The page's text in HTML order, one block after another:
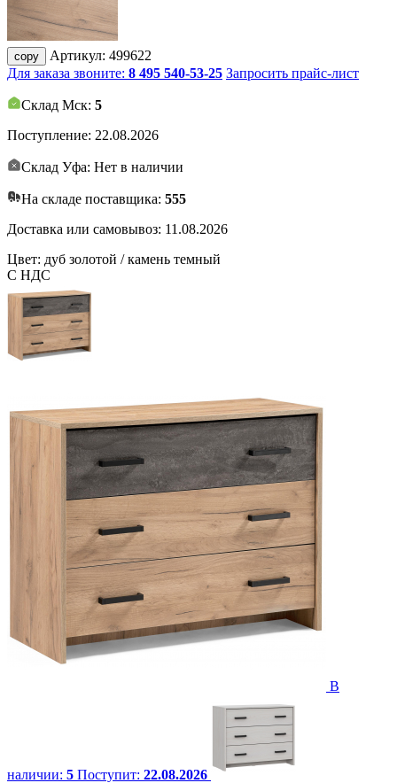
copy Артикул: 499622
Для заказа звоните: 8 495 540-53-25 Запросить прайс-лист
Склад Мск: 5
Поступление: 22.08.2026
Склад Уфа: Нет в наличии
На складе поставщика: 555
Доставка или самовывоз: 11.08.2026
Цвет: дуб золотой / камень темный
С НДС
В
наличии: 5 Поступит: 22.08.2026